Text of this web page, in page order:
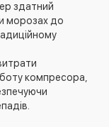
здатний
морозах до
компресора,